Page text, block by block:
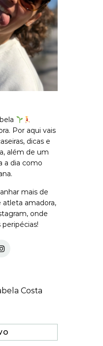
Por aqui vais
dicas e
além de um
a dia como
mais de
amadora,
onde
Costa